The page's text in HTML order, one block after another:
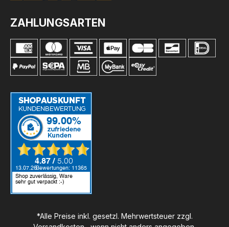
ZAHLUNGSARTEN
*Alle Preise inkl. gesetzl. Mehrwertsteuer zzgl.